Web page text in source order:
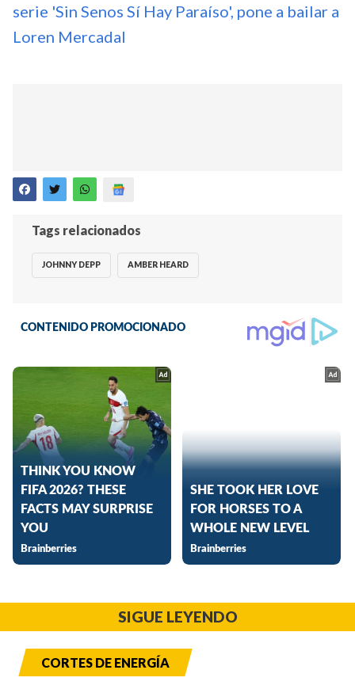
serie 'Sin Senos Sí Hay Paraíso', pone a bailar a
Loren Mercadal
Tags relacionados
JOHNNY DEPP AMBER HEARD
SIGUE LEYENDO
CORTES DE ENERGÍA